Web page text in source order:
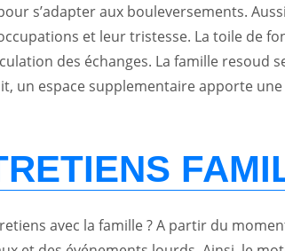
s’adapter aux bouleversements.
et leur tristesse. La toile de
des échanges. La famille resoud
un espace supplementaire apporte
avec la famille ? A partir du